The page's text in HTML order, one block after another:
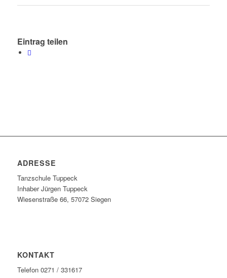
Eintrag teilen
ADRESSE
Tanzschule Tuppeck
Inhaber Jürgen Tuppeck
Wiesenstraße 66, 57072 Siegen
KONTAKT
Telefon 0271 / 331617